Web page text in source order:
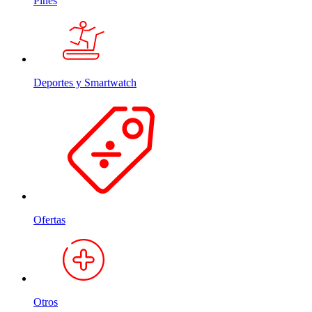
Deportes y Smartwatch
Ofertas
Otros